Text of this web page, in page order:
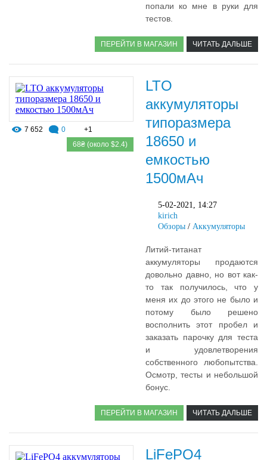
попали ко мне в руки для
тестов.
ПЕРЕЙТИ В МАГАЗИН ЧИТАТЬ ДАЛЬШЕ
7 652 0
+1
68₴ (около $2.4)
LTO
аккумуляторы
типоразмера
18650 и
емкостью
1500мАч
5-02-2021, 14:27
kirich
Обзоры / Аккумуляторы
Литий-титанат
аккумуляторы продаются
довольно давно, но вот как-
то так получилось, что у
меня их до этого не было и
потому было решено
восполнить этот пробел и
заказать парочку для теста
и удовлетворения
собственного любопытства.
Осмотр, тесты и небольшой
бонус.
ПЕРЕЙТИ В МАГАЗИН ЧИТАТЬ ДАЛЬШЕ
LiFePO4